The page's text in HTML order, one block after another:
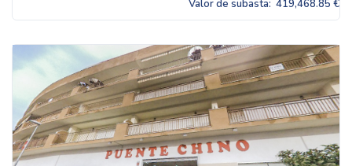
Valor de subasta: 419,468.85 €